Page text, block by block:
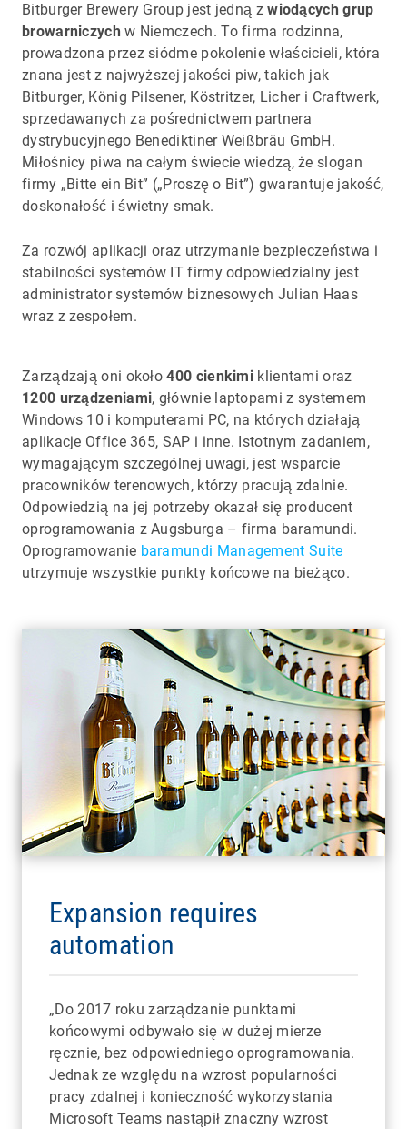
Bitburger Brewery Group jest jedną zwiodących grup
browarniczych w Niemczech. To firma rodzinna,
prowadzona przez siódme pokolenie właścicieli, która
znana jest z najwyższej jakości piw, takich jak
Bitburger, König Pilsener, Köstritzer, Licher i Craftwerk,
sprzedawanych za pośrednictwem partnera
dystrybucyjnego Benediktiner Weißbräu GmbH.
Miłośnicy piwa na całym świecie wiedzą, że slogan
firmy „Bitte ein Bit” („Proszę o Bit”) gwarantuje jakość,
doskonałość i świetny smak.
Za rozwój aplikacji oraz utrzymanie bezpieczeństwa i
stabilności systemów IT firmy odpowiedzialny jest
administrator systemów biznesowych Julian Haas
wraz z zespołem.
Zarządzają oni około400 cienkimi klientami oraz
1200 urządzeniami, głównie laptopami z systemem
Windows 10 i komputerami PC, na których działają
aplikacje Office 365, SAP i inne. Istotnym zadaniem,
wymagającym szczególnej uwagi, jest wsparcie
pracowników terenowych, którzy pracują zdalnie.
Odpowiedzią na jej potrzeby okazał się producent
oprogramowania z Augsburga – firma baramundi.
Oprogramowanie baramundi Management Suite
utrzymuje wszystkie punkty końcowe na bieżąco.
Expansion requires
automation
„Do 2017 roku zarządzanie punktami
końcowymi odbywało się w dużej mierze
ręcznie, bez odpowiedniego oprogramowania.
Jednak ze względu na wzrost popularności
pracy zdalnej i konieczność wykorzystania
Microsoft Teams nastąpił znaczny wzrost